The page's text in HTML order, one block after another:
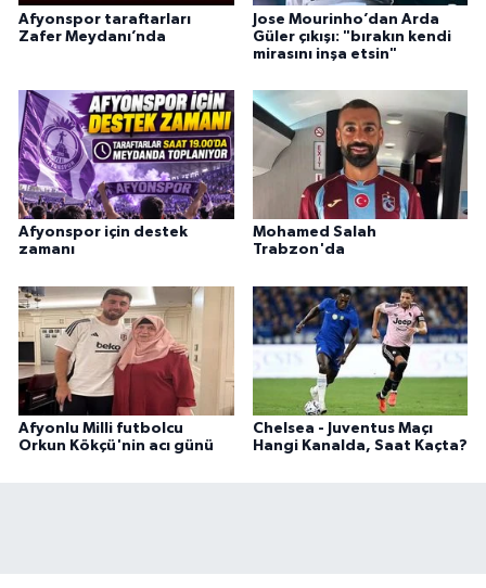
Afyonspor taraftarları
Zafer Meydanı’nda
Jose Mourinho’dan Arda
Güler çıkışı: "bırakın kendi
mirasını inşa etsin"
Afyonspor için destek
zamanı
Mohamed Salah
Trabzon'da
Afyonlu Milli futbolcu
Orkun Kökçü'nin acı günü
Chelsea - Juventus Maçı
Hangi Kanalda, Saat Kaçta?